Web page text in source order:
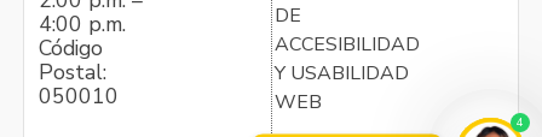
4:00 p.m.
Código
Postal:
050010
DE
ACCESIBILIDAD
Y USABILIDAD
WEB
4